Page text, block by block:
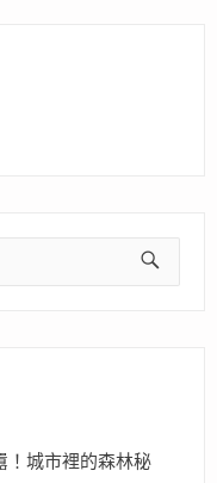
城市裡的森林秘